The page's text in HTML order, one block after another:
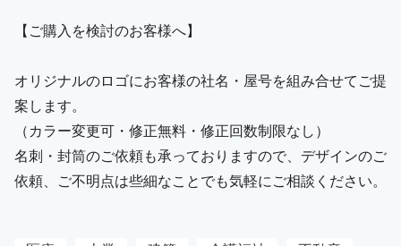
【ご購入を検討のお客様へ】
オリジナルのロゴにお客様の社名・屋号を組み合せてご提
案します。
（カラー変更可・修正無料・修正回数制限なし）
名刺・封筒のご依頼も承っておりますので、デザインのご
依頼、ご不明点は些細なことでも気軽にご相談ください。